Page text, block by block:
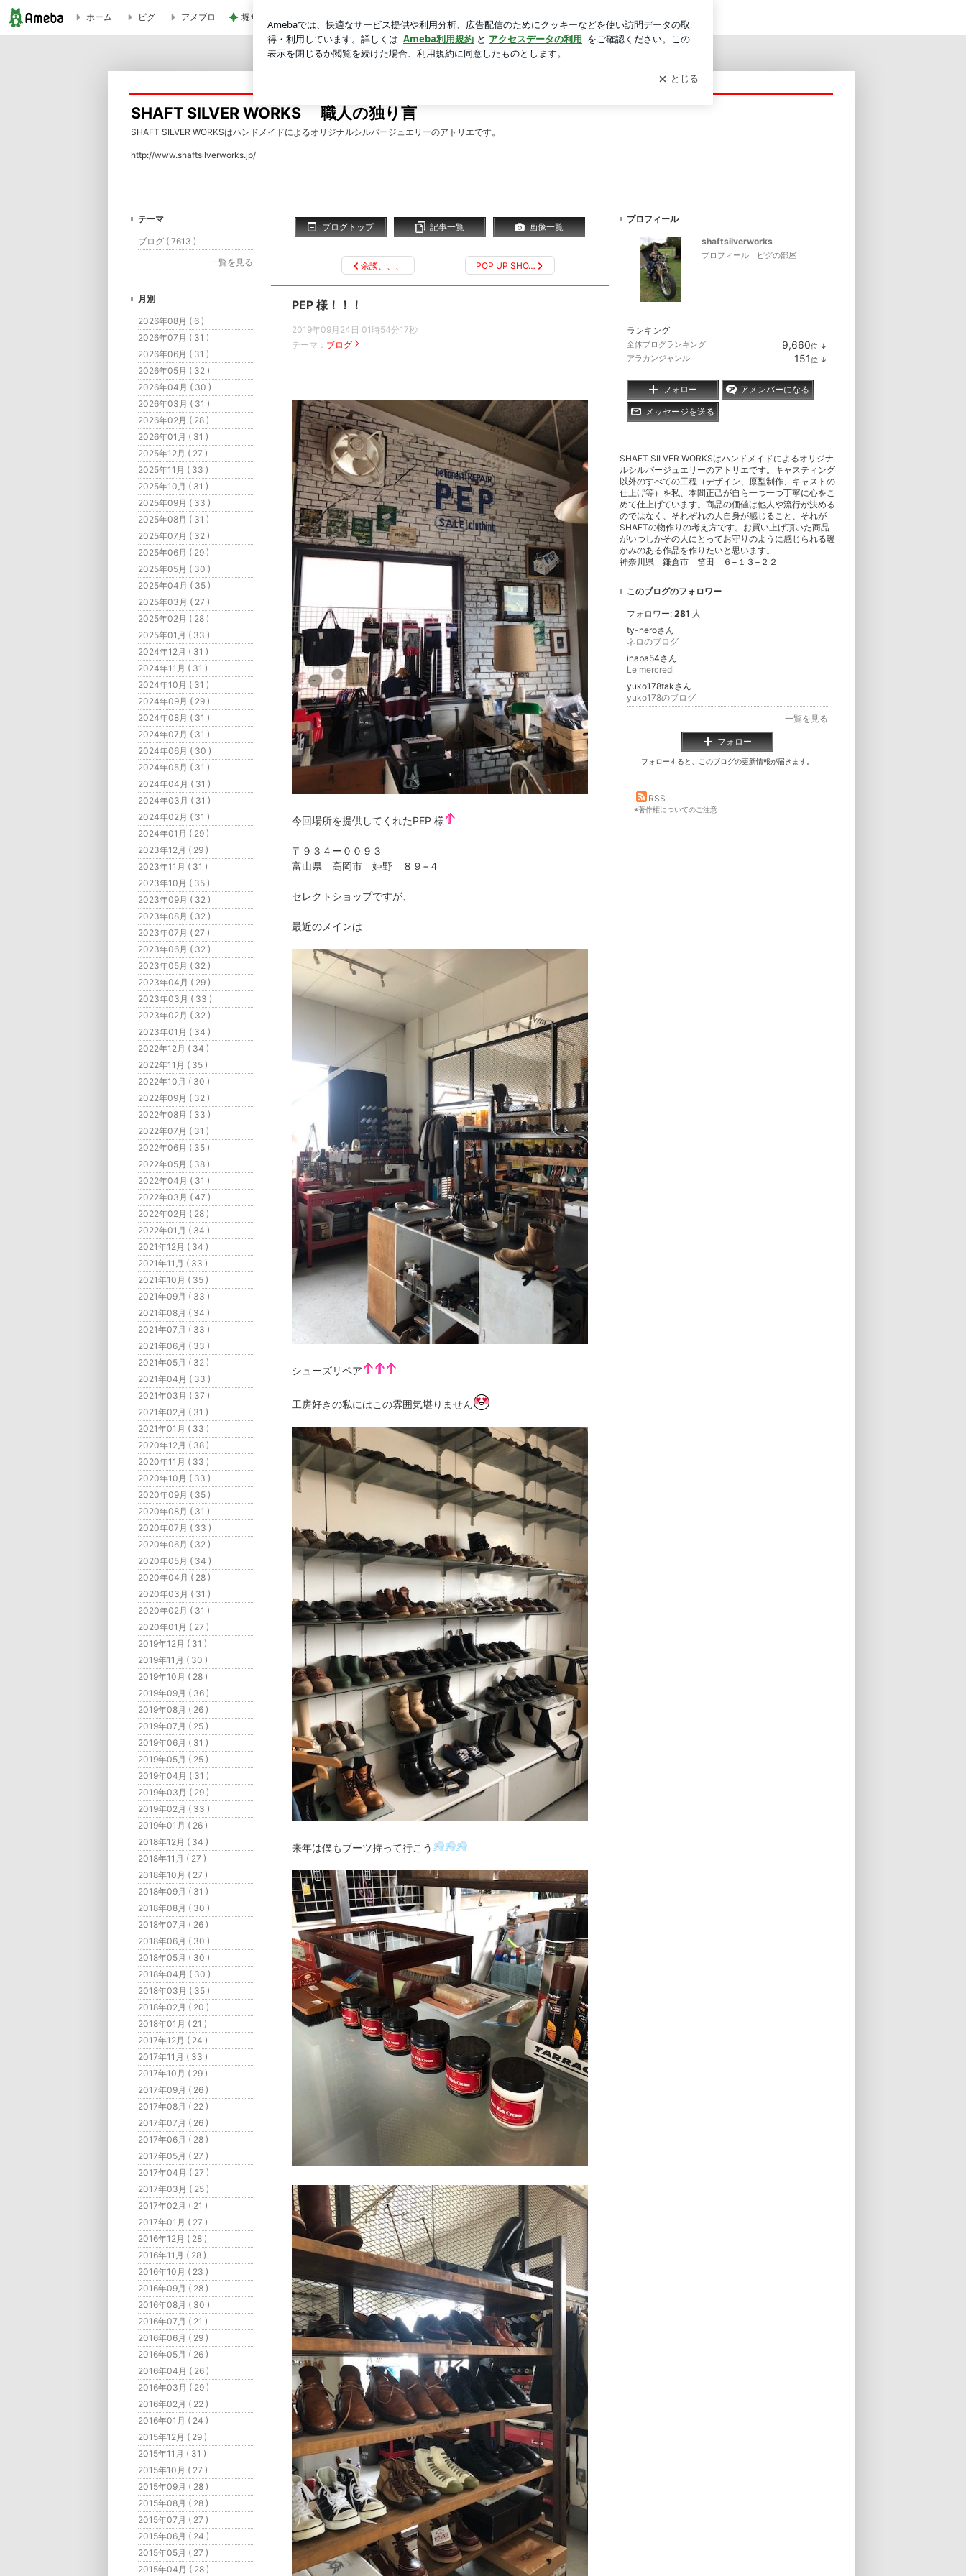
PEP 様！！！ | SHAFT SILVER WORKS 職人の独り言
ホーム ピグ アメブロ 堀ちえみの夫 少しだけ変えてみた髪型 新規登録 ログイン
SHAFT SILVER WORKS 職人の独り言
SHAFT SILVER WORKSはハンドメイドによるオリジナルシルバージュエリーのアトリエです。
http://www.shaftsilverworks.jp/
ブログトップ 記事一覧 画像一覧
余談、、、 POP UP SHO…
PEP 様！！！
2019年09月24日 01時54分17秒
テーマ： ブログ
今回場所を提供してくれたPEP 様
〒９３４ー００９３
富山県 高岡市 姫野 ８９−４
セレクトショップですが、
最近のメインは
シューズリペア
工房好きの私にはこの雰囲気堪りません
来年は僕もブーツ持って行こう
プロフィール
shaftsilverworks
プロフィール ｜ ピグの部屋
ランキング
全体ブログランキング 9,660位 ↓
アラカンジャンル 151位 ↓
フォロー アメンバーになる
メッセージを送る
SHAFT SILVER WORKSはハンドメイドによるオリジナ
ルシルバージュエリーのアトリエです。キャスティング
以外のすべての工程（デザイン、原型制作、キャストの
仕上げ等）を私、本間正己が自ら一つ一つ丁寧に心をこ
めて仕上げています。商品の価値は他人や流行が決める
のではなく、それぞれの人自身が感じること、それが
SHAFTの物作りの考え方です。お買い上げ頂いた商品
がいつしかその人にとってお守りのように感じられる暖
かみのある作品を作りたいと思います。
神奈川県 鎌倉市 笛田 ６−１３−２２
このブログのフォロワー
フォロワー: 281 人
ty-neroさん
ネロのブログ
inaba54さん
Le mercredi
yuko178takさん
yuko178のブログ
一覧を見る
フォロー
フォローすると、このブログの更新情報が届きます。
RSS
※著作権についてのご注意
テーマ
ブログ ( 7613 )
一覧を見る
月別
2026年08月 ( 6 )
2026年07月 ( 31 )
2026年06月 ( 31 )
2026年05月 ( 32 )
2026年04月 ( 30 )
2026年03月 ( 31 )
2026年02月 ( 28 )
2026年01月 ( 31 )
2025年12月 ( 27 )
2025年11月 ( 33 )
2025年10月 ( 31 )
2025年09月 ( 33 )
2025年08月 ( 31 )
2025年07月 ( 32 )
2025年06月 ( 29 )
2025年05月 ( 30 )
2025年04月 ( 35 )
2025年03月 ( 27 )
2025年02月 ( 28 )
2025年01月 ( 33 )
2024年12月 ( 31 )
2024年11月 ( 31 )
2024年10月 ( 31 )
2024年09月 ( 29 )
2024年08月 ( 31 )
2024年07月 ( 31 )
2024年06月 ( 30 )
2024年05月 ( 31 )
2024年04月 ( 31 )
2024年03月 ( 31 )
2024年02月 ( 31 )
2024年01月 ( 29 )
2023年12月 ( 29 )
2023年11月 ( 31 )
2023年10月 ( 35 )
2023年09月 ( 32 )
2023年08月 ( 32 )
2023年07月 ( 27 )
2023年06月 ( 32 )
2023年05月 ( 32 )
2023年04月 ( 29 )
2023年03月 ( 33 )
2023年02月 ( 32 )
2023年01月 ( 34 )
2022年12月 ( 34 )
2022年11月 ( 35 )
2022年10月 ( 30 )
2022年09月 ( 32 )
2022年08月 ( 33 )
2022年07月 ( 31 )
2022年06月 ( 35 )
2022年05月 ( 38 )
2022年04月 ( 31 )
2022年03月 ( 47 )
2022年02月 ( 28 )
2022年01月 ( 34 )
2021年12月 ( 34 )
2021年11月 ( 33 )
2021年10月 ( 35 )
2021年09月 ( 33 )
2021年08月 ( 34 )
2021年07月 ( 33 )
2021年06月 ( 33 )
2021年05月 ( 32 )
2021年04月 ( 33 )
2021年03月 ( 37 )
2021年02月 ( 31 )
2021年01月 ( 33 )
2020年12月 ( 38 )
2020年11月 ( 33 )
2020年10月 ( 33 )
2020年09月 ( 35 )
2020年08月 ( 31 )
2020年07月 ( 33 )
2020年06月 ( 32 )
2020年05月 ( 34 )
2020年04月 ( 28 )
2020年03月 ( 31 )
2020年02月 ( 31 )
2020年01月 ( 27 )
2019年12月 ( 31 )
2019年11月 ( 30 )
2019年10月 ( 28 )
2019年09月 ( 36 )
2019年08月 ( 26 )
2019年07月 ( 25 )
2019年06月 ( 31 )
2019年05月 ( 25 )
2019年04月 ( 31 )
2019年03月 ( 29 )
2019年02月 ( 33 )
2019年01月 ( 26 )
2018年12月 ( 34 )
2018年11月 ( 27 )
2018年10月 ( 27 )
2018年09月 ( 31 )
2018年08月 ( 30 )
2018年07月 ( 26 )
2018年06月 ( 30 )
2018年05月 ( 30 )
2018年04月 ( 30 )
2018年03月 ( 35 )
2018年02月 ( 20 )
2018年01月 ( 21 )
2017年12月 ( 24 )
2017年11月 ( 33 )
2017年10月 ( 29 )
2017年09月 ( 26 )
2017年08月 ( 22 )
2017年07月 ( 26 )
2017年06月 ( 28 )
2017年05月 ( 27 )
2017年04月 ( 27 )
2017年03月 ( 25 )
2017年02月 ( 21 )
2017年01月 ( 27 )
2016年12月 ( 28 )
2016年11月 ( 28 )
2016年10月 ( 23 )
2016年09月 ( 28 )
2016年08月 ( 30 )
2016年07月 ( 21 )
2016年06月 ( 29 )
2016年05月 ( 26 )
2016年04月 ( 26 )
2016年03月 ( 29 )
2016年02月 ( 22 )
2016年01月 ( 24 )
2015年12月 ( 29 )
2015年11月 ( 31 )
2015年10月 ( 27 )
2015年09月 ( 28 )
2015年08月 ( 28 )
2015年07月 ( 27 )
2015年06月 ( 24 )
2015年05月 ( 27 )
2015年04月 ( 28 )